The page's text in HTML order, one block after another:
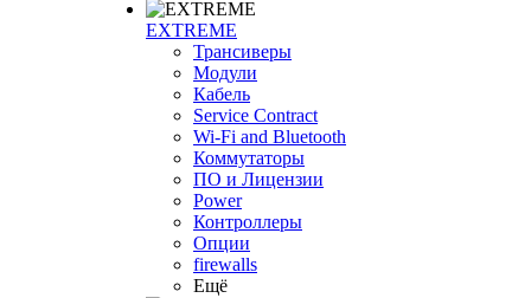
EXTREME
Трансиверы
Модули
Кабель
Service Contract
Wi-Fi and Bluetooth
Коммутаторы
ПО и Лицензии
Power
Контроллеры
Опции
firewalls
Ещё